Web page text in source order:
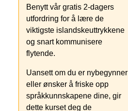
Benytt vår gratis 2-dagers
utfordring for å lære de
viktigste islandskeuttrykkene
og snart kommunisere
flytende.
Uansett om du er nybegynner
eller ønsker å friske opp
språkkunnskapene dine, gir
dette kurset deg de